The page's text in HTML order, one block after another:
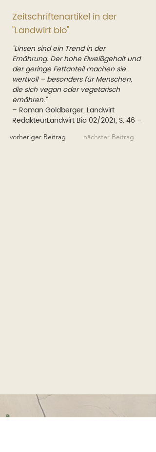
Zeitschriftenartikel in der
"Landwirt bio"
"Linsen sind ein Trend in der
Ernährung. Der hohe Eiweißgehalt und
der geringe Fettanteil machen sie
wertvoll – besonders für Menschen,
die sich vegan oder vegetarisch
ernähren."
– Roman Goldberger, Landwirt
RedakteurLandwirt Bio 02/2021, S. 46 –
vorheriger Beitrag nächster Beitrag